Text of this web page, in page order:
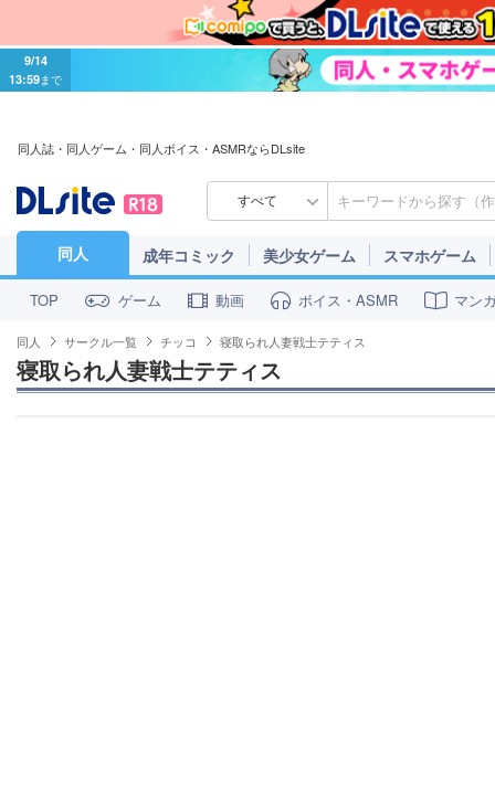
9/14
13:59まで
同人誌・同人ゲーム・同人ボイス・ASMRならDLsite
すべて
同人 成年コミック 美少女ゲーム スマホゲーム
TOP ゲーム 動画 ボイス・ASMR マン
同人 サークル一覧 チッコ 寝取られ人妻戦士テティス
寝取られ人妻戦士テティス